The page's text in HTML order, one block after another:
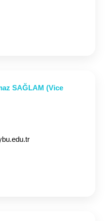
SAĞLAM (Vice